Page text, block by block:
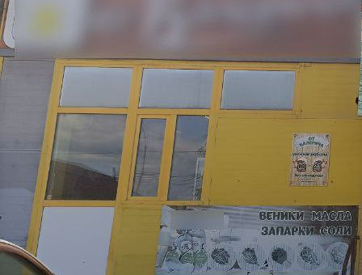
Житель Енисейска затеял ремонт в квартире. Напольную
плитку и подложку он решил приобрести в лесосибирском
магазине "Полfloor". Заключив с продавцом договор купли-
продажи на общую сумму 68 040 рублей, внёс предоплату - 48
тысяч рублей.
В указанный срок товар не был доставлен покупателю, а
неоднократные напоминания осуществить его поставку или
вернуть внесённую предоплату не принесли результата.
Письменная претензия также осталась без ответа.
Тогда житель Енисейска решил обратиться в управление
Роспотребнадзора, специалисты которого помогли
составить исковое заявление.
Суд взыскал с ИП Овечко Е.М. 148 500 рублей, в том числе